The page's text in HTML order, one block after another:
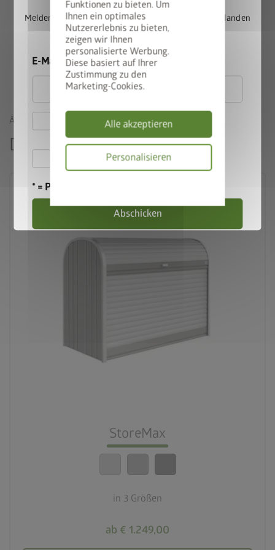
Funktionen zu bieten. Um
Ihnen ein optimales
Nutzererlebnis zu bieten,
zeigen wir Ihnen
personalisierte Werbung.
Diese basiert auf Ihrer
Zustimmung zu den
Marketing-Cookies.
Alle akzeptieren
Personalisieren
Gartenmöbel u.Ä. regenwassergeschützt und diebstahlsicher
verstauen. Er fügt sich durch sieben verschiedene Größen und
dank seines eleganten Designs harmonisch in seinen Standort
ÄHNLICHE PRODUKTE
Das könnte Sie auch interessieren
StoreMax
in 3 Größen
ab € 1.249,00
calendar_month
20 Jahre Garantie
Melden Sie sich jetzt für unseren Newsletter an und landen
Sie automatisch im Lostopf.
E-Mail
Hiermit akzeptiere ich
dieDatenschutzbestimmungen
Hiermit akzeptiere ich die
Teilnahmebedingungen.
* = Pflichtfeld
Abschicken